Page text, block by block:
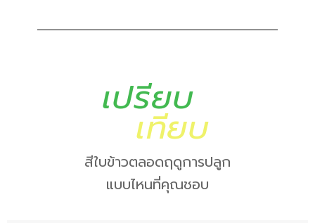
เปรียบ
เทียบ
สีใบข้าวตลอดฤดูการปลูก
แบบไหนที่คุณชอบ